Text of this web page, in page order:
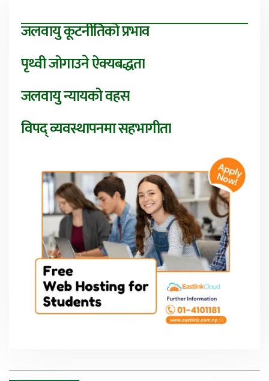
जलवायु कूटनीतिको प्रभाव
पृथ्वी जोगाउने ऐक्यबद्धता
जलवायु न्यायको वहस
विपद् व्यवस्थापनमा सहभागीता